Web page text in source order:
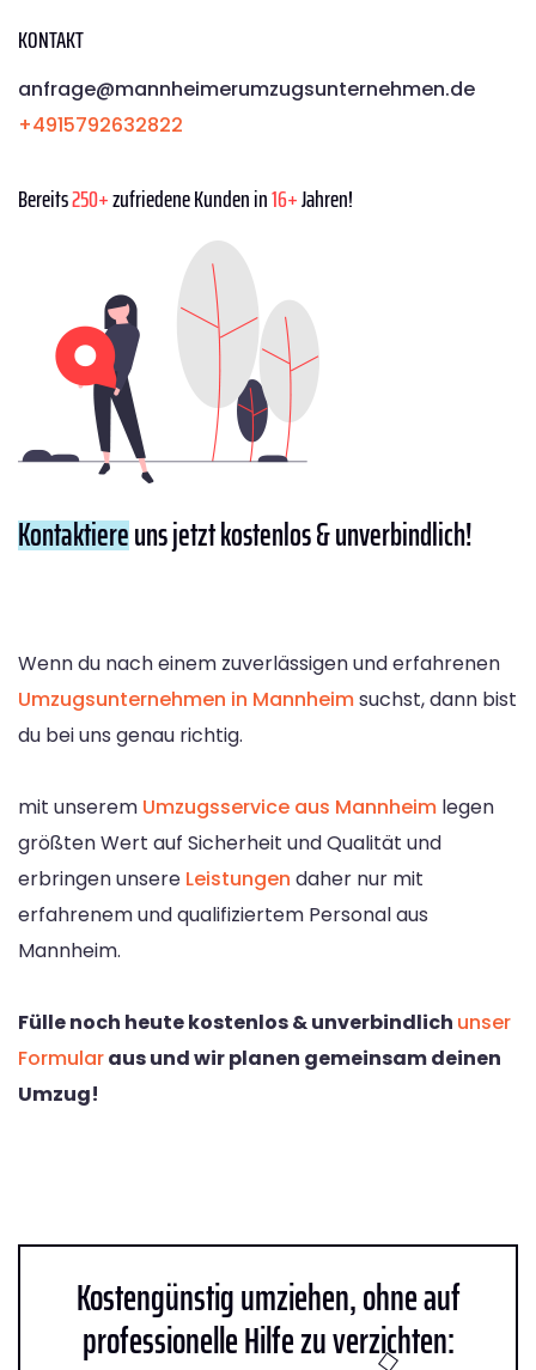
KONTAKT
anfrage@mannheimerumzugsunternehmen.de
+4915792632822
Bereits250+zufriedene Kunden in16+Jahren!
Kontaktiereuns jetzt kostenlos & unverbindlich!
Wenn du nach einem zuverlässigen und erfahrenen
Umzugsunternehmen in Mannheimsuchst, dann bist
du bei uns genau richtig.
mit unserem Umzugsservice aus Mannheim legen
größten Wert auf Sicherheit und Qualität und
erbringen unsere Leistungen daher nur mit
erfahrenem und qualifiziertem Personal aus
Mannheim.
Fülle noch heute kostenlos & unverbindlich unser
Formularaus und wir planen gemeinsam deinen
Umzug!
Kostengünstig umziehen, ohne auf
professionelle Hilfe zu verzichten: